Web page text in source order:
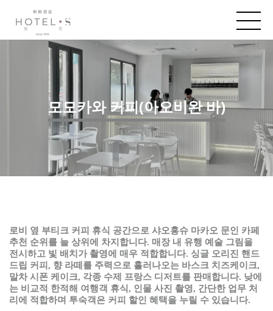
모모카와 커피(아오비완 바)
로비 옆 부티크 커피 휴식 공간으로 샤오홍슈 마카오 문인
카페
추천 순위를 늘 상위에 차지합니다. 매장 내 유행 예술 그림을
전시하고 빛 배치가 촬영에 매우 적합합니다. 싱글 오리진 핸드
드립 커피 , 향 라떼를 주력으로 흘러나오는 바스크 치즈케이크,
말차 시폰 케이크, 각종 수제 프랑스 디저트를 판매합니다. 낮에
는 비교적 한적해 여행객 휴식, 인물 사진 촬영, 간단한 업무 처
리에
적합하며 투숙객은 커피 할인 혜택을 누릴 수 있습니다.